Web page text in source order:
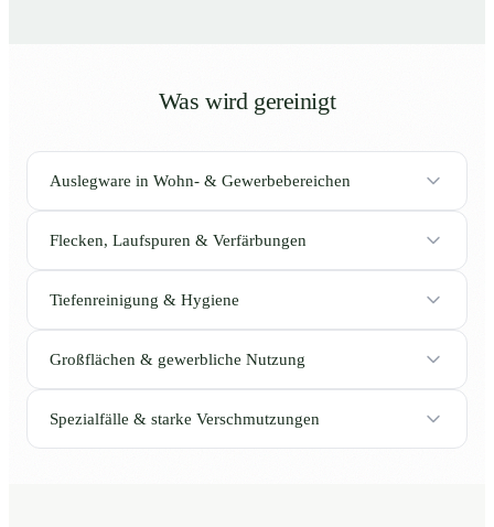
Was wird gereinigt
Auslegware in Wohn- & Gewerbebereichen
Flecken, Laufspuren & Verfärbungen
Tiefenreinigung & Hygiene
Großflächen & gewerbliche Nutzung
Spezialfälle & starke Verschmutzungen